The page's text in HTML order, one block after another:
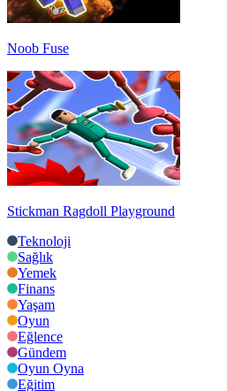
Noob Fuse
Stickman Ragdoll Playground
Teknoloji
Sağlık
Yemek
Finans
Yaşam
Oyun
Eğlence
Gündem
Oyun Oyna
Eğitim